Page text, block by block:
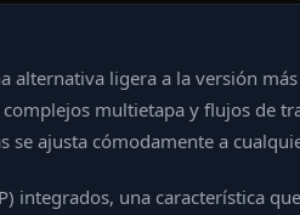
ligera a la versión
multietapa y flujos de
ajusta cómodamente a
integrados, una característica